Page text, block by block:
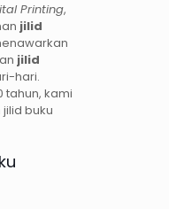
Printing,
jilid
jilid
hari.
tahun, kami
buku